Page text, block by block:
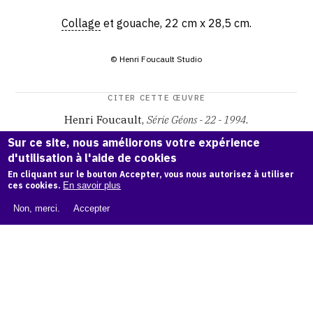
Collage et gouache, 22 cm x 28,5 cm.
© Henri Foucault Studio
CITER CETTE ŒUVRE
Henri Foucault,Série Géons - 22 - 1994.
Catalogue raisonné Henri Foucault
ark:38997/o16z
r5
COPIER LA CITATION
Demande d'information
Sur ce site, nous améliorons votre expérience
d'utilisation à l'aide de cookies
En cliquant sur le bouton Accepter, vous nous autorisez à utiliser
ces cookies. En savoir plus
Non, merci. Accepter